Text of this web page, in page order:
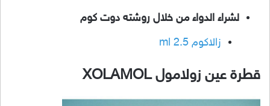
لشراء الدواء من خلال روشته دوت كوم
زالاكوم 2.5 ml
قطرة عين زولامول XOLAMOL